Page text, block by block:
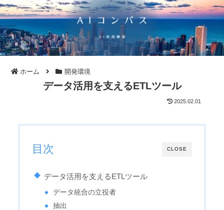
ホーム 開発環境
データ活用を支えるETLツール
2025.02.01
CLOSE
目次
データ活用を支えるETLツール
データ統合の立役者
抽出